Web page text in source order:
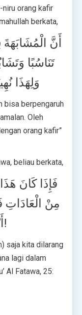
niru orang kafir
berkata,
أَنَّ
تَنَاسُبًا
وَلِهَذَا
bisa berpengaruh
Oleh
orang kafir”
beliau berkata,
فَإِذَا كَانَ
مِنْ الْعَادَاتِ
أَبْلَغُ مِنْ ذَلِكَ ؟!
saja kita dilarang
lagi dalam
Al Fatawa, 25: